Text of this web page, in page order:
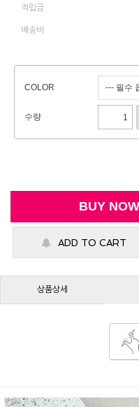
적립금
배송비
COLOR
수량
BUY NOW
ADD TO CART
상품상세